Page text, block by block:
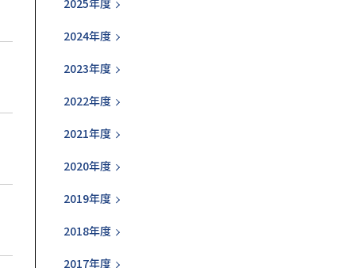
2024年度
2023年度
2022年度
2021年度
2020年度
2019年度
2018年度
2017年度